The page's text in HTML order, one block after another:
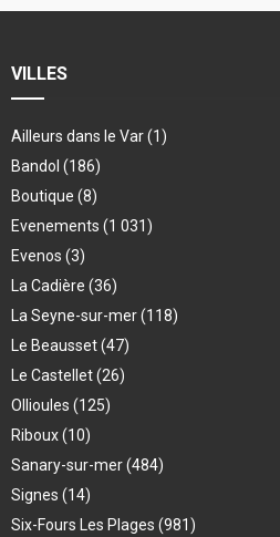
VILLES
Ailleurs dans le Var(1)
Bandol (186)
Boutique (8)
Evenements (1 031)
Evenos (3)
La Cadière (36)
La Seyne-sur-mer(118)
Le Beausset(47)
Le Castellet(26)
Ollioules (125)
Riboux(10)
Sanary-sur-mer(484)
Signes (14)
Six-Fours Les Plages (981)